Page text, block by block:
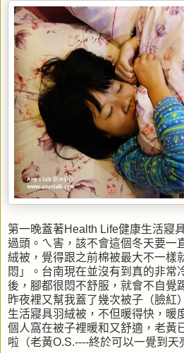
第一晚蓋著Health Life健康生活寢
過頭。ㄟ害，該不會這個冬天要一
絨被，覺得跟之前棉被最大不一樣
悶」。台南現在並沒有到真的非常
後，腳都很悶不舒服，就會不自覺
昨夜裡又幫我蓋了幾次被子（臉紅
生活寢具羽絨被，不但暖得快，暖
個人窩在被子裡暖和又舒適，老黃
啦（老黃O.S.----終於可以一覺到天